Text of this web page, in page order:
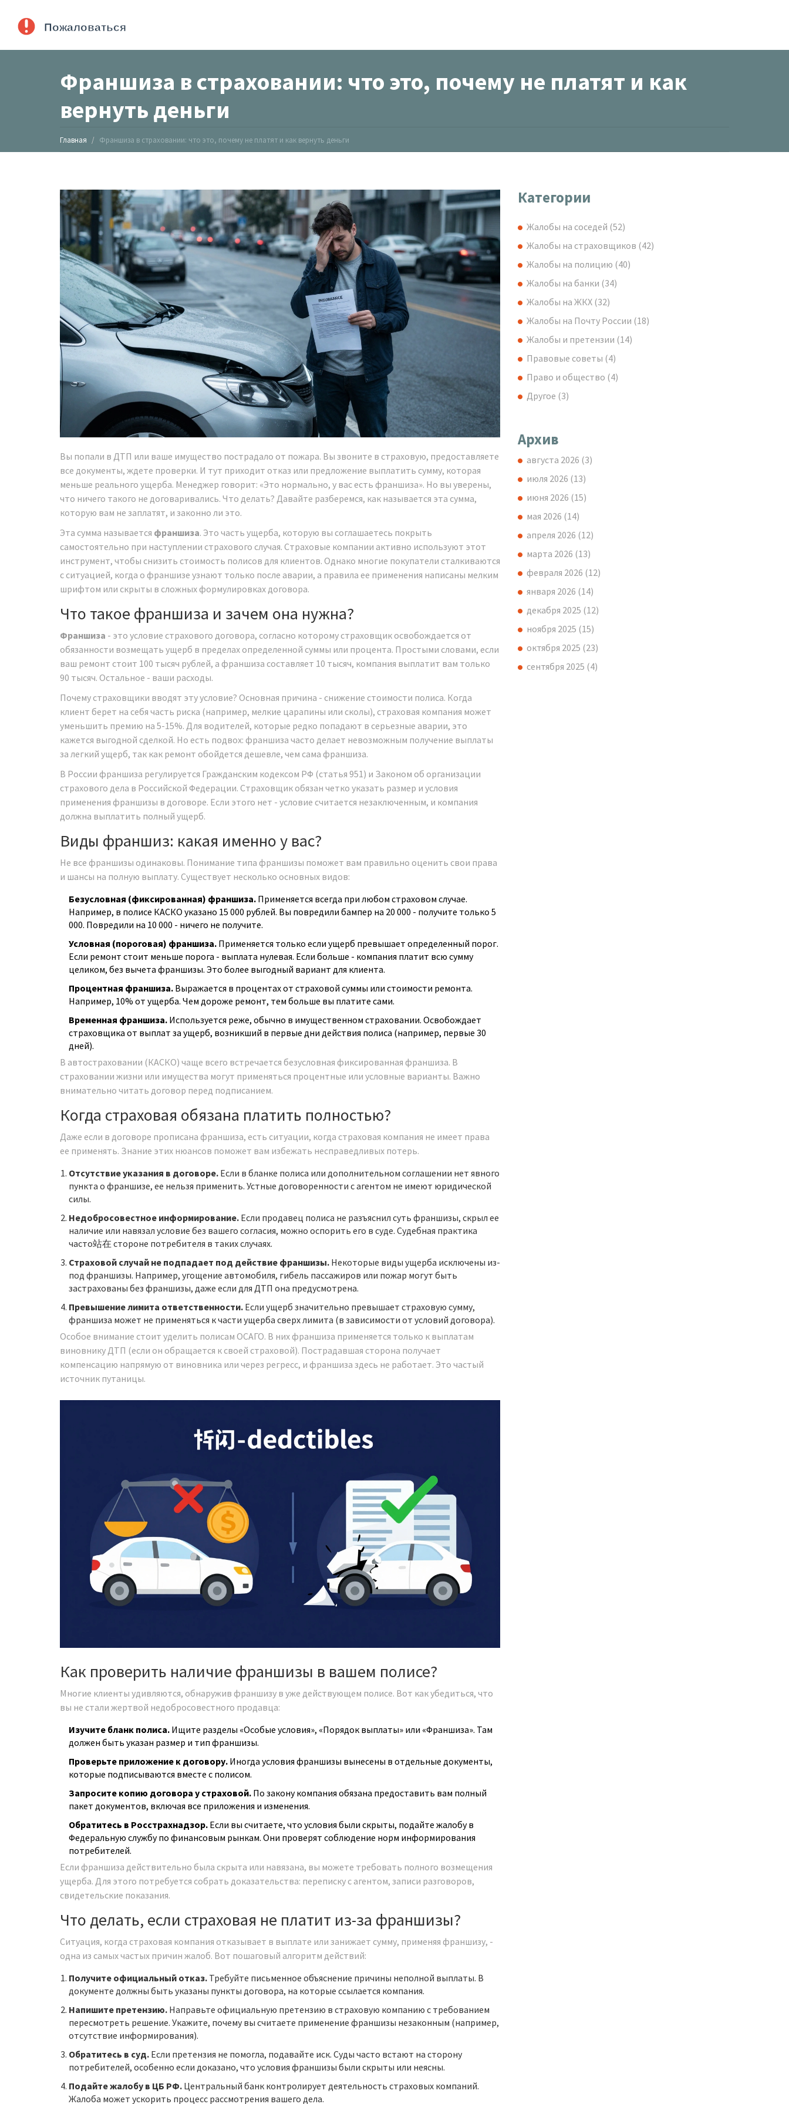
Франшиза в страховании: что это, почему не платят и как
вернуть деньги
Главная Франшиза в страховании: что это, почему не платят и как вернуть деньги
Вы попали в ДТП или ваше имущество пострадало от пожара. Вы звоните в страховую, предоставляете
все документы, ждете проверки. И тут приходит отказ или предложение выплатить сумму, которая
меньше реального ущерба. Менеджер говорит: «Это нормально, у вас есть франшиза». Но вы уверены,
что ничего такого не договаривались. Что делать? Давайте разберемся, как называется эта сумма,
которую вам не заплатят, и законно ли это.
Эта сумма называется франшиза. Это часть ущерба, которую вы соглашаетесь покрыть
самостоятельно при наступлении страхового случая. Страховые компании активно используют этот
инструмент, чтобы снизить стоимость полисов для клиентов. Однако многие покупатели сталкиваются
с ситуацией, когда о франшизе узнают только после аварии, а правила ее применения написаны мелким
шрифтом или скрыты в сложных формулировках договора.
Что такое франшиза и зачем она нужна?
Франшиза - это условие страхового договора, согласно которому страховщик освобождается от
обязанности возмещать ущерб в пределах определенной суммы или процента. Простыми словами, если
ваш ремонт стоит 100 тысяч рублей, а франшиза составляет 10 тысяч, компания выплатит вам только
90 тысяч. Остальное - ваши расходы.
Почему страховщики вводят эту условие? Основная причина - снижение стоимости полиса. Когда
клиент берет на себя часть риска (например, мелкие царапины или сколы), страховая компания может
уменьшить премию на 5-15%. Для водителей, которые редко попадают в серьезные аварии, это
кажется выгодной сделкой. Но есть подвох: франшиза часто делает невозможным получение выплаты
за легкий ущерб, так как ремонт обойдется дешевле, чем сама франшиза.
В России франшиза регулируется Гражданским кодексом РФ (статья 951) и Законом об организации
страхового дела в Российской Федерации. Страховщик обязан четко указать размер и условия
применения франшизы в договоре. Если этого нет - условие считается незаключенным, и компания
должна выплатить полный ущерб.
Виды франшиз: какая именно у вас?
Не все франшизы одинаковы. Понимание типа франшизы поможет вам правильно оценить свои права
и шансы на полную выплату. Существует несколько основных видов:
Безусловная (фиксированная) франшиза. Применяется всегда при любом страховом случае.
Например, в полисе КАСКО указано 15 000 рублей. Вы повредили бампер на 20 000 - получите только 5
000. Повредили на 10 000 - ничего не получите.
Условная (пороговая) франшиза. Применяется только если ущерб превышает определенный порог.
Если ремонт стоит меньше порога - выплата нулевая. Если больше - компания платит всю сумму
целиком, без вычета франшизы. Это более выгодный вариант для клиента.
Процентная франшиза. Выражается в процентах от страховой суммы или стоимости ремонта.
Например, 10% от ущерба. Чем дороже ремонт, тем больше вы платите сами.
Временная франшиза. Используется реже, обычно в имущественном страховании. Освобождает
страховщика от выплат за ущерб, возникший в первые дни действия полиса (например, первые 30
дней).
В автостраховании (КАСКО) чаще всего встречается безусловная фиксированная франшиза. В
страховании жизни или имущества могут применяться процентные или условные варианты. Важно
внимательно читать договор перед подписанием.
Когда страховая обязана платить полностью?
Даже если в договоре прописана франшиза, есть ситуации, когда страховая компания не имеет права
ее применять. Знание этих нюансов поможет вам избежать несправедливых потерь.
Отсутствие указания в договоре. Если в бланке полиса или дополнительном соглашении нет явного
пункта о франшизе, ее нельзя применить. Устные договоренности с агентом не имеют юридической
силы.
Недобросовестное информирование. Если продавец полиса не разъяснил суть франшизы, скрыл ее
наличие или навязал условие без вашего согласия, можно оспорить его в суде. Судебная практика
часто站在 стороне потребителя в таких случаях.
Страховой случай не подпадает под действие франшизы. Некоторые виды ущерба исключены из-
под франшизы. Например, угощение автомобиля, гибель пассажиров или пожар могут быть
застрахованы без франшизы, даже если для ДТП она предусмотрена.
Превышение лимита ответственности. Если ущерб значительно превышает страховую сумму,
франшиза может не применяться к части ущерба сверх лимита (в зависимости от условий договора).
Особое внимание стоит уделить полисам ОСАГО. В них франшиза применяется только к выплатам
виновнику ДТП (если он обращается к своей страховой). Пострадавшая сторона получает
компенсацию напрямую от виновника или через регресс, и франшиза здесь не работает. Это частый
источник путаницы.
Как проверить наличие франшизы в вашем полисе?
Многие клиенты удивляются, обнаружив франшизу в уже действующем полисе. Вот как убедиться, что
вы не стали жертвой недобросовестного продавца:
Изучите бланк полиса. Ищите разделы «Особые условия», «Порядок выплаты» или «Франшиза». Там
должен быть указан размер и тип франшизы.
Проверьте приложение к договору. Иногда условия франшизы вынесены в отдельные документы,
которые подписываются вместе с полисом.
Запросите копию договора у страховой. По закону компания обязана предоставить вам полный
пакет документов, включая все приложения и изменения.
Обратитесь в Росстрахнадзор. Если вы считаете, что условия были скрыты, подайте жалобу в
Федеральную службу по финансовым рынкам. Они проверят соблюдение норм информирования
потребителей.
Если франшиза действительно была скрыта или навязана, вы можете требовать полного возмещения
ущерба. Для этого потребуется собрать доказательства: переписку с агентом, записи разговоров,
свидетельские показания.
Что делать, если страховая не платит из-за франшизы?
Ситуация, когда страховая компания отказывает в выплате или занижает сумму, применяя франшизу, -
одна из самых частых причин жалоб. Вот пошаговый алгоритм действий:
Получите официальный отказ. Требуйте письменное объяснение причины неполной выплаты. В
документе должны быть указаны пункты договора, на которые ссылается компания.
Напишите претензию. Направьте официальную претензию в страховую компанию с требованием
пересмотреть решение. Укажите, почему вы считаете применение франшизы незаконным (например,
отсутствие информирования).
Обратитесь в суд. Если претензия не помогла, подавайте иск. Суды часто встают на сторону
потребителей, особенно если доказано, что условия франшизы были скрыты или неясны.
Подайте жалобу в ЦБ РФ. Центральный банк контролирует деятельность страховых компаний.
Жалоба может ускорить процесс рассмотрения вашего дела.
Категории
Жалобы на соседей (52)
Жалобы на страховщиков (42)
Жалобы на полицию (40)
Жалобы на банки (34)
Жалобы на ЖКХ (32)
Жалобы на Почту России (18)
Жалобы и претензии (14)
Правовые советы (4)
Право и общество (4)
Другое (3)
Архив
августа 2026 (3)
июля 2026 (13)
июня 2026 (15)
мая 2026 (14)
апреля 2026 (12)
марта 2026 (13)
февраля 2026 (12)
января 2026 (14)
декабря 2025 (12)
ноября 2025 (15)
октября 2025 (23)
сентября 2025 (4)